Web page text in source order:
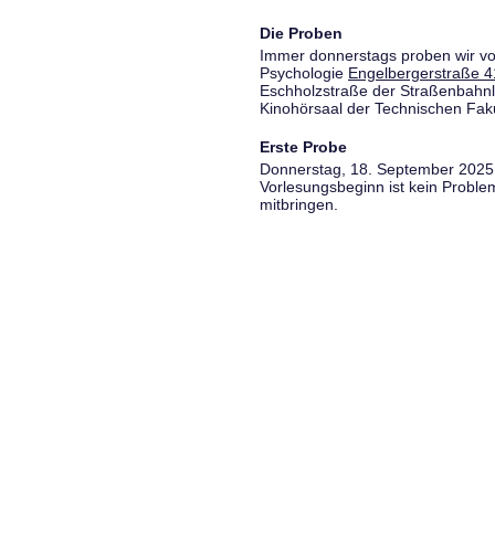
Die Proben
Immer donnerstags proben wir
Psychologie Engelbergerstraße
Eschholzstraße der
Kinohörsaal der Technischen
Erste Probe
Donnerstag, 18. September
Vorlesungsbeginn ist kein
mitbringen.